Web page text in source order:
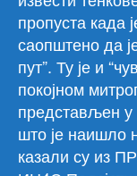
пропуста када
саопштено да
пут”. Ту је и
покојном
представљен у
што је наишло
казали су из